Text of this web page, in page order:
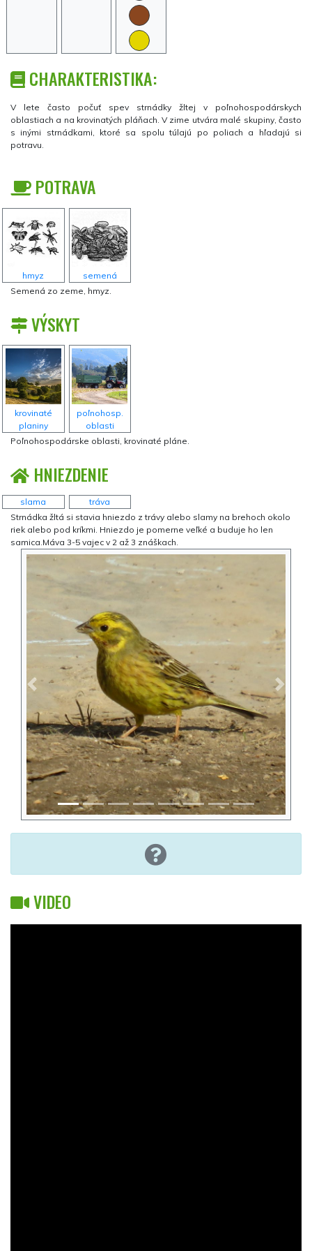
CHARAKTERISTIKA:
V lete často počuť spev strnádky žltej v poľnohospodárskych
oblastiach a na krovinatých pláňach. V zime utvára malé skupiny, často
s inými strnádkami, ktoré sa spolu túlajú po poliach a hľadajú si
potravu.
POTRAVA
hmyz
semená
Semená zo zeme, hmyz.
VÝSKYT
krovinaté
planiny
poľnohosp.
oblasti
Poľnohospodárske oblasti, krovinaté pláne.
HNIEZDENIE
slama
tráva
Strnádka žltá si stavia hniezdo z trávy alebo slamy na brehoch okolo
riek alebo pod kríkmi. Hniezdo je pomerne veľké a buduje ho len
samica.Máva 3-5 vajec v 2 až 3 znáškach.
Previous Next
VIDEO